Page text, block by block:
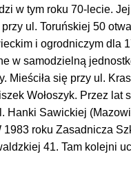
w tym roku 70-lecie.
ul. Toruńskiej 50
i ogrodniczym dla
w samodzielną
Mieściła się przy ul.
Wołoszyk. Przez lat
Hanki Sawickiej
roku Zasadnicza
41. Tam kolejni